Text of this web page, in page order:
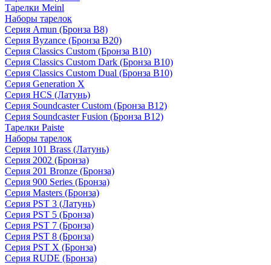
Тарелки Meinl
Наборы тарелок
Серия Amun (Бронза B8)
Серия Byzance (Бронза B20)
Серия Classics Custom (Бронза B10)
Серия Classics Custom Dark (Бронза B10)
Серия Classics Custom Dual (Бронза B10)
Серия Generation X
Серия HCS (Латунь)
Серия Soundcaster Custom (Бронза B12)
Серия Soundcaster Fusion (Бронза B12)
Тарелки Paiste
Наборы тарелок
Серия 101 Brass (Латунь)
Серия 2002 (Бронза)
Серия 201 Bronze (Бронза)
Серия 900 Series (Бронза)
Серия Masters (Бронза)
Серия PST 3 (Латунь)
Серия PST 5 (Бронза)
Серия PST 7 (Бронза)
Серия PST 8 (Бронза)
Серия PST X (Бронза)
Серия RUDE (Бронза)